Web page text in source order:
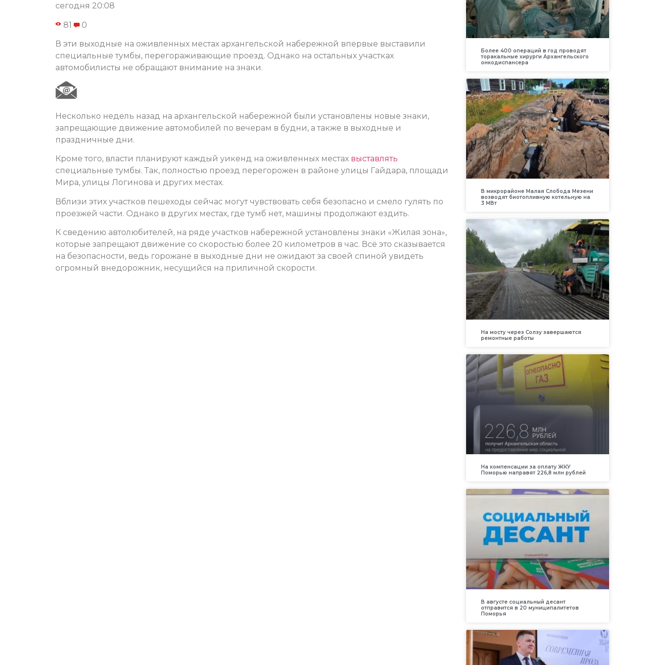
сегодня 20:08
81 0
В эти выходные на оживленных местах архангельской набережной впервые выставили
специальные тумбы, перегораживающие проезд. Однако на остальных участках
автомобилисты не обращают внимание на знаки.
Несколько недель назад на архангельской набережной были установлены новые знаки,
запрещающие движение автомобилей по вечерам в будни, а также в выходные и
праздничные дни.
Кроме того, власти планируют каждый уикенд на оживленных местах выставлять
специальные тумбы. Так, полностью проезд перегорожен в районе улицы Гайдара, площади
Мира, улицы Логинова и других местах.
Вблизи этих участков пешеходы сейчас могут чувствовать себя безопасно и смело гулять по
проезжей части. Однако в других местах, где тумб нет, машины продолжают ездить.
К сведению автолюбителей, на ряде участков набережной установлены знаки «Жилая зона»,
которые запрещают движение со скоростью более 20 километров в час. Всё это сказывается
на безопасности, ведь горожане в выходные дни не ожидают за своей спиной увидеть
огромный внедорожник, несущийся на приличной скорости.
Более 400 операций в год проводят
торакальные хирурги Архангельского
онкодиспансера
В микрорайоне Малая Слобода Мезени
возводят биотопливную котельную на
3 МВт
На мосту через Солзу завершаются
ремонтные работы
На компенсации за оплату ЖКУ
Поморью направят 226,8 млн рублей
В августе социальный десант
отправится в 20 муниципалитетов
Поморья